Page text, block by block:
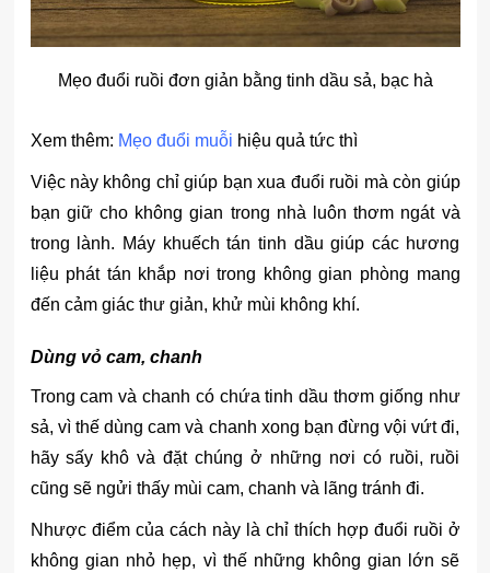
Mẹo đuổi ruồi đơn giản bằng tinh dầu sả, bạc hà
Xem thêm: Mẹo đuổi muỗi hiệu quả tức thì
Việc này không chỉ giúp bạn xua đuổi ruồi mà còn giúp
bạn giữ cho không gian trong nhà luôn thơm ngát và
trong lành. Máy khuếch tán tinh dầu giúp các hương
liệu phát tán khắp nơi trong không gian phòng mang
đến cảm giác thư giản, khử mùi không khí.
Dùng vỏ cam, chanh
Trong cam và chanh có chứa tinh dầu thơm giống như
sả, vì thế dùng cam và chanh xong bạn đừng vội vứt đi,
hãy sấy khô và đặt chúng ở những nơi có ruồi, ruồi
cũng sẽ ngửi thấy mùi cam, chanh và lãng tránh đi.
Nhược điểm của cách này là chỉ thích hợp đuổi ruồi ở
không gian nhỏ hẹp, vì thế những không gian lớn sẽ